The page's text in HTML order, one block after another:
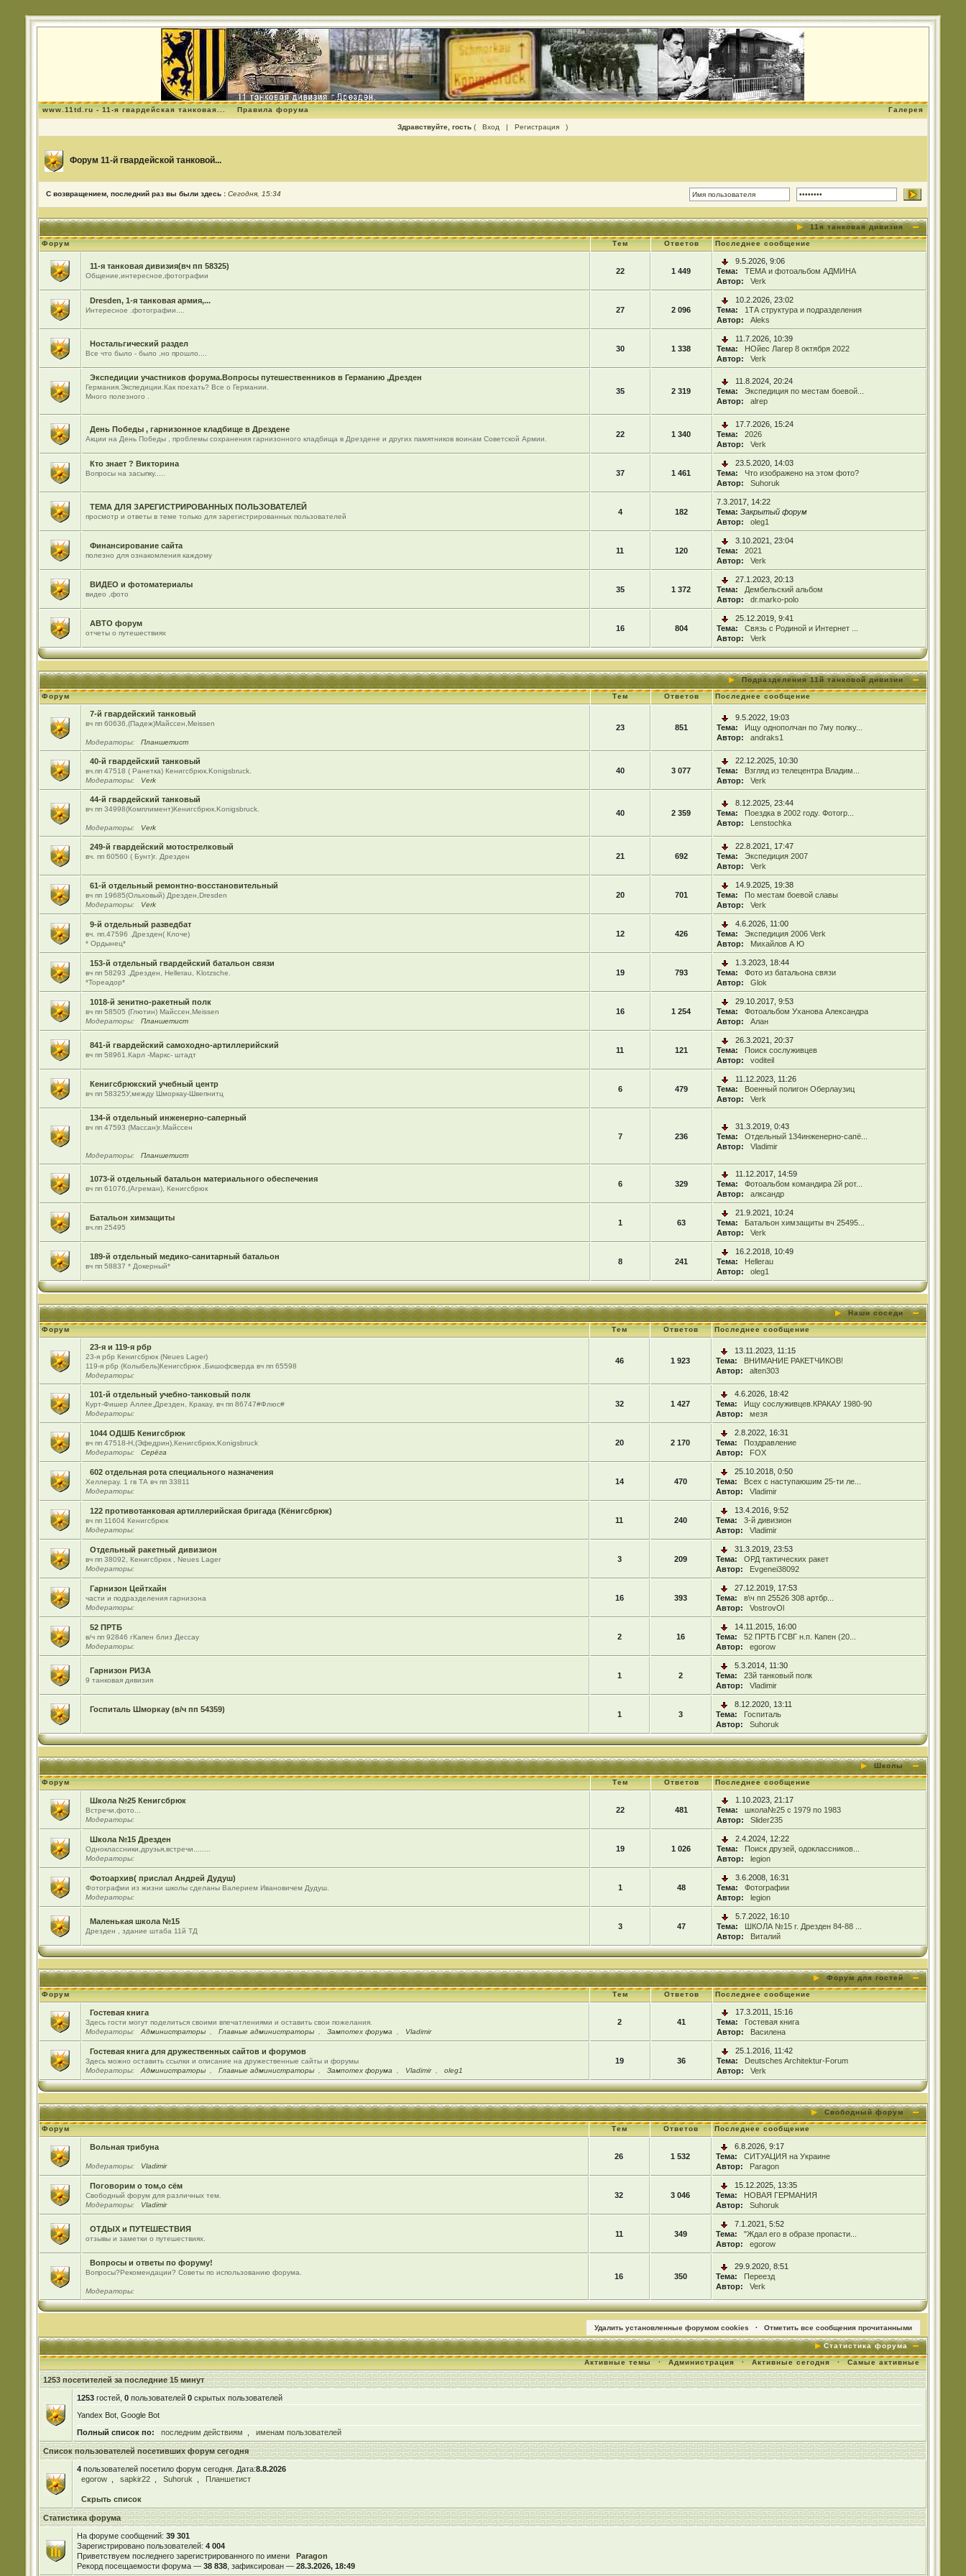
www.11td.ru - 11-я гвардейская танковая... Правила форума Галерея
Здравствуйте, гость ( Вход | Регистрация )
Форум 11-й гвардейской танковой...
С возвращением, последний раз вы были здесь : Сегодня, 15:34
11я танковая дивизия
Форум Тем Ответов Последнее сообщение
11-я танковая дивизия(вч пп 58325)
Общение,интересное,фотографии
22 1 449
9.5.2026, 9:06
Тема:
ТЕМА и фотоальбом АДМИНА
Автор:
Verk
Dresden, 1-я танковая армия,...
Интересное .фотографии.... 27 2 096
10.2.2026, 23:02
Тема:
1ТА структура и подразделения
Автор:
Aleks
Ностальгический раздел
Все что было - было ,но прошло....
30 1 338
11.7.2026, 10:39
Тема:
НОйес Лагер 8 октября 2022
Автор:
Verk
Экспедиции участников форума.Вопросы путешественников в Германию ,Дрезден
Германия.Экспедиции.Как поехать? Все о Германии.
Много полезного .
35 2 319
11.8.2024, 20:24
Тема:
Экспедиция по местам боевой...
Автор:
alrep
День Победы , гарнизонное кладбище в Дрездене
Акции на День Победы , проблемы сохранения гарнизонного кладбища в Дрездене и других памятников воинам Советской Армии.
22 1 340
17.7.2026, 15:24
Тема:
2026
Автор:
Verk
Кто знает ? Викторина
Вопросы на засыпку..... 37 1 461
23.5.2020, 14:03
Тема:
Что изображено на этом фото?
Автор:
Suhoruk
ТЕМА ДЛЯ ЗАРЕГИСТРИРОВАННЫХ ПОЛЬЗОВАТЕЛЕЙ
просмотр и ответы в теме только для зарегистрированных пользователей
4 182
7.3.2017, 14:22
Тема: Закрытый форум
Автор:
oleg1
Финансирование сайта
полезно для ознакомления каждому
11 120
3.10.2021, 23:04
Тема:
2021
Автор:
Verk
ВИДЕО и фотоматериалы
видео ,фото
35 1 372
27.1.2023, 20:13
Тема:
Дембельский альбом
Автор:
dr.marko-polo
АВТО форум
отчеты о путешествиях
16 804
25.12.2019, 9:41
Тема:
Связь с Родиной и Интернет ...
Автор:
Verk
Подразделения 11й танковой дивизии
Форум Тем Ответов Последнее сообщение
7-й гвардейский танковый
вч пп 60636,(Падеж)Майсcен,Meissen
Модераторы: Планшетист
23 851
9.5.2022, 19:03
Тема:
Ищу однополчан по 7му полку...
Автор:
andraks1
40-й гвардейский танковый
вч.пп 47518 ( Ранетка) Кенигсбрюк.Konigsbruck.
Модераторы:
Verk
40 3 077
22.12.2025, 10:30
Тема:
Взгляд из телецентра Владим...
Автор:
Verk
44-й гвардейский танковый
вч пп 34998(Комплимент)Кенигсбрюк.Konigsbruck.
Модераторы: Verk
40 2 359
8.12.2025, 23:44
Тема:
Поездка в 2002 году. Фотогр...
Автор:
Lenstochka
249-й гвардейский мотострелковый
вч. пп 60560 ( Бунт)г. Дрезден 21 692
22.8.2021, 17:47
Тема:
Экспедиция 2007
Автор:
Verk
61-й отдельный ремонтно-восстановительный
вч пп 19685(Ольховый) Дрезден,Dresden
Модераторы:
Verk
20 701
14.9.2025, 19:38
Тема:
По местам боевой славы
Автор:
Verk
9-й отдельный разведбат
вч. пп.47596 .Дрезден( Клоче)
* Ордынец*
12 426
4.6.2026, 11:00
Тема:
Экспедиция 2006 Verk
Автор:
Михайлов А Ю
153-й отдельный гвардейский батальон связи
вч пп 58293 ,Дрезден, Hellerau, Klotzsche.
*Тореадор*
19 793
1.3.2023, 18:44
Тема:
Фото из батальона связи
Автор:
Glok
1018-й зенитно-ракетный полк
вч пп 58505 (Глютин) Майсcен,Meissen
Модераторы:
Планшетист
16 1 254
29.10.2017, 9:53
Тема:
Фотоальбом Уханова Александра
Автор:
Алан
841-й гвардейский самоходно-артиллерийский
вч пп 58961.Карл -Маркс- штадт
11 121
26.3.2021, 20:37
Тема:
Поиск сослуживцев
Автор:
voditeil
Кенигсбрюкский учебный центр
вч пп 58325У,между Шморкау-Швепнитц
6 479
11.12.2023, 11:26
Тема:
Военный полигон Оберлаузиц
Автор:
Verk
134-й отдельный инженерно-саперный
вч пп 47593 (Массан)г.Майссен
Модераторы: Планшетист
7 236
31.3.2019, 0:43
Тема:
Отдельный 134инженерно-сапё...
Автор:
Vladimir
1073-й отдельный батальон материального обеспечения
вч пп 61076,(Агреман), Кенигсбрюк
6 329
11.12.2017, 14:59
Тема:
Фотоальбом командира 2й рот...
Автор:
алксандр
Батальон химзащиты
вч.пп 25495
1 63
21.9.2021, 10:24
Тема:
Батальон химзащиты вч 25495...
Автор:
Verk
189-й отдельный медико-санитарный батальон
вч пп 58837 * Докерный*
8 241
16.2.2018, 10:49
Тема:
Hellerau
Автор:
oleg1
Наши соседи
Форум Тем Ответов Последнее сообщение
23-я и 119-я рбр
23-я рбр Кенигсбрюк (Neues Lager)
119-я рбр (Колыбель)Кенигсбрюк ,Бишофсверда вч пп 65598
Модераторы:
46 1 923
13.11.2023, 11:15
Тема:
ВНИМАНИЕ РАКЕТЧИКОВ!
Автор:
alten303
101-й отдельный учебно-танковый полк
Курт-Фишер Аллее,Дрезден, Кракау, вч пп 86747#Флюс#
Модераторы:
32 1 427
4.6.2026, 18:42
Тема:
Ищу сослуживцев.КРАКАУ 1980-90
Автор:
мезя
1044 ОДШБ Кенигсбрюк
вч пп 47518-Н,(Эфедрин),Кенигсбрюк,Konigsbruck
Модераторы:
Серёга
20 2 170
2.8.2022, 16:31
Тема:
Поздравление
Автор:
FOX
602 отдельная рота специального назначения
Хеллерау. 1 гв ТА вч пп 33811
Модераторы:
14 470
25.10.2018, 0:50
Тема:
Всех с наступаюшим 25-ти ле...
Автор:
Vladimir
122 противотанковая артиллерийская бригада (Кёнигсбрюк)
вч пп 11604 Кенигсбрюк
Модераторы:
11 240
13.4.2016, 9:52
Тема:
3-й дивизион
Автор:
Vladimir
Отдельный ракетный дивизион
вч пп 38092, Кенигсбрюк , Neues Lager
Модераторы:
3 209
31.3.2019, 23:53
Тема:
ОРД тактических ракет
Автор:
Evgenei38092
Гарнизон Цейтхайн
части и подразделения гарнизона
Модераторы:
16 393
27.12.2019, 17:53
Тема:
в\ч пп 25526 308 артбр...
Автор:
VostrovOl
52 ПРТБ
в/ч пп 92846 гКапен близ Дессау
Модераторы:
2 16
14.11.2015, 16:00
Тема:
52 ПРТБ ГСВГ н.п. Капен (20...
Автор:
egorow
Гарнизон РИЗА
9 танковая дивизия
1 2
5.3.2014, 11:30
Тема:
23й танковый полк
Автор:
Vladimir
Госпиталь Шморкау (в/ч пп 54359)
1 3
8.12.2020, 13:11
Тема:
Госпиталь
Автор:
Suhoruk
Школы
Форум Тем Ответов Последнее сообщение
Школа №25 Кенигсбрюк
Встречи,фото...
Модераторы:
22 481
1.10.2023, 21:17
Тема:
школа№25 с 1979 по 1983
Автор:
Slider235
Школа №15 Дрезден
Одноклассники,друзья,встречи........
Модераторы:
19 1 026
2.4.2024, 12:22
Тема:
Поиск друзей, одоклассников...
Автор:
legion
Фотоархив( прислал Андрей Дудуш)
Фотографии из жизни школы сделаны Валерием Ивановичем Дудуш.
Модераторы:
1 48
3.6.2008, 16:31
Тема:
Фотографии
Автор:
legion
Маленькая школа №15
Дрезден , здание штаба 11й ТД
3 47
5.7.2022, 16:10
Тема:
ШКОЛА №15 г. Дрезден 84-88 ...
Автор:
Виталий
Форум для гостей
Форум Тем Ответов Последнее сообщение
Гостевая книга
Здесь гости могут поделиться своими впечатлениями и оставить свои пожелания.
Модераторы:
Администраторы Главные администраторы Зампотех форума Vladimir
2 41
17.3.2011, 15:16
Тема:
Гостевая книга
Автор:
Василена
Гостевая книга для дружественных сайтов и форумов
Здесь можно оставить ссылки и описание на дружественные сайты и форумы
Модераторы:
Администраторы Главные администраторы Зампотех форума Vladimir oleg1
19 36
25.1.2016, 11:42
Тема:
Deutsches Architektur-Forum
Автор:
Verk
Свободный форум
Форум Тем Ответов Последнее сообщение
Вольная трибуна
Модераторы: Vladimir
26 1 532
6.8.2026, 9:17
Тема:
СИТУАЦИЯ на Украине
Автор:
Paragon
Поговорим о том,о сём
Свободный форум для различных тем.
Модераторы:
Vladimir
32 3 046
15.12.2025, 13:35
Тема:
НОВАЯ ГЕРМАНИЯ
Автор:
Suhoruk
ОТДЫХ и ПУТЕШЕСТВИЯ
отзывы и заметки о путешествиях.
11 349
7.1.2021, 5:52
Тема:
"Ждал его в образе пропасти...
Автор:
egorow
Вопросы и ответы по форуму!
Вопросы?Рекомендации? Советы по использованию форума.
Модераторы:
16 350
29.9.2020, 8:51
Тема:
Переезд
Автор:
Verk
Удалить установленные форумом cookies · Отметить все сообщения прочитанными
Статистика форума
Активные темы · Администрация · Активные сегодня · Самые активные
1253 посетителей за последние 15 минут
1253гостей, 0пользователей 0скрытых пользователей
Yandex Bot, Google Bot
Полный список по:
последним действиям именам пользователей
Список пользователей посетивших форум сегодня
4пользователей посетило форум сегодня. Дата:8.8.2026
egorow
sapkir22 Suhoruk Планшетист
Скрыть список
Статистика форума
На форуме сообщений: 39 301
Зарегистрировано пользователей: 4 004
Приветствуем последнего зарегистрированного по имени
Paragon
Рекорд посещаемости форума — 38 838, зафиксирован — 28.3.2026, 18:49